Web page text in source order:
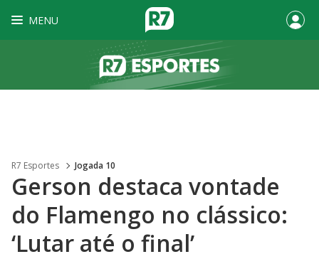
MENU
R7 Esportes Jogada 10
Gerson destaca vontade
do Flamengo no clássico:
‘Lutar até o final’